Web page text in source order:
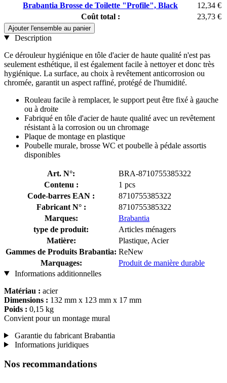
Brabantia Brosse de Toilette "Profile", Black
12,34 €
Coût total :
23,73 €
Ajouter l'ensemble au panier
Description
Ce dérouleur hygiénique en tôle d'acier de haute qualité n'est pas
seulement esthétique, il est également facile à nettoyer et donc très
hygiénique. La surface, au choix à revêtement anticorrosion ou
chromée, garantit un aspect raffiné, protégé de l'humidité.
Rouleau facile à remplacer, le support peut être fixé à gauche
ou à droite
Fabriqué en tôle d'acier de haute qualité avec un revêtement
résistant à la corrosion ou un chromage
Plaque de montage en plastique
Poubelle murale, brosse WC et poubelle à pédale assortis
disponibles
Art. N°:
BRA-8710755385322
Contenu :
1 pcs
Code-barres EAN :
8710755385322
Fabricant N° :
8710755385322
Marques:
Brabantia
type de produit:
Articles ménagers
Matière:
Plastique, Acier
Gammes de Produits Brabantia: ReNew
Marquages:
Produit de manière durable
Informations additionnelles
Matériau : acier
Dimensions : 132 mm x 123 mm x 17 mm
Poids : 0,15 kg
Convient pour un montage mural
Garantie du fabricant Brabantia
Informations juridiques
Nos recommandations